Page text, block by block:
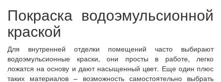
Покраска водоэмульсионной
краской
Для внутренней отделки помещений часто выбирают
водоэмульсионные краски, они просты в работе, легко
ложатся на основу и дают насыщенный цвет. Еще один плюс
таких материалов – возможность самостоятельно выбрать